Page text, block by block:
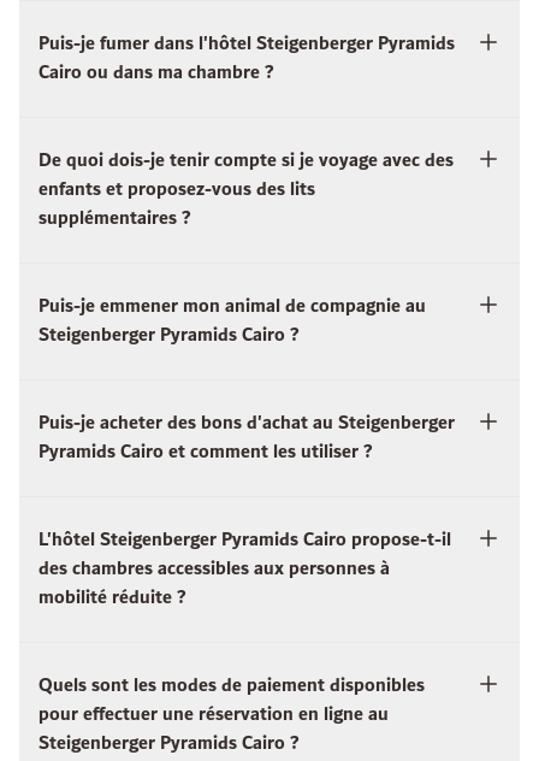
Puis-je fumer dans l'hôtel Steigenberger Pyramids
Cairo ou dans ma chambre ?
De quoi dois-je tenir compte si je voyage avec des
enfants et proposez-vous des lits
supplémentaires ?
Puis-je emmener mon animal de compagnie au
Steigenberger Pyramids Cairo ?
Puis-je acheter des bons d'achat au Steigenberger
Pyramids Cairo et comment les utiliser ?
L'hôtel Steigenberger Pyramids Cairo propose-t-il
des chambres accessibles aux personnes à
mobilité réduite ?
Quels sont les modes de paiement disponibles
pour effectuer une réservation en ligne au
Steigenberger Pyramids Cairo ?